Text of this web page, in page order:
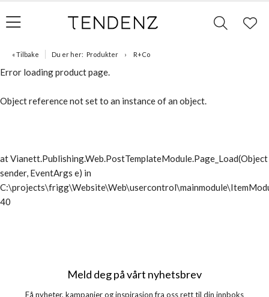
« Tilbake Du er her: Produkter R+Co
Error loading product page.
Object reference not set to an instance of an object.
at Vianett.Publishing.Web.PostTemplateModule.Page_Load(Object
sender, EventArgs e) in
40
Meld deg på vårt nyhetsbrev
Få nyheter, kampanjer og inspirasjon fra oss rett til din innboks